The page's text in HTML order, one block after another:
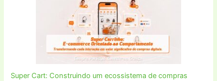
Super Cart: Construindo um ecossistema de compras